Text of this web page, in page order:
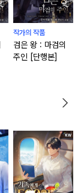
작가의 작품
검은 왕 : 마검의
주인 [단행본]